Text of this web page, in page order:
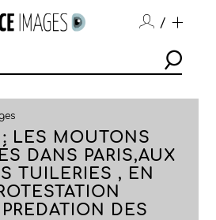
/
: LES MOUTONS
DANS PARIS,AUX
TUILERIES , EN
DES